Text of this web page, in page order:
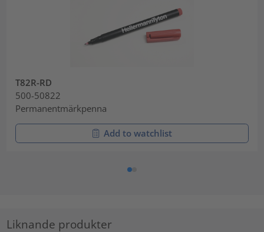
T82R-RD
500-50822
Permanentmärkpenna
Add to watchlist
Liknande produkter